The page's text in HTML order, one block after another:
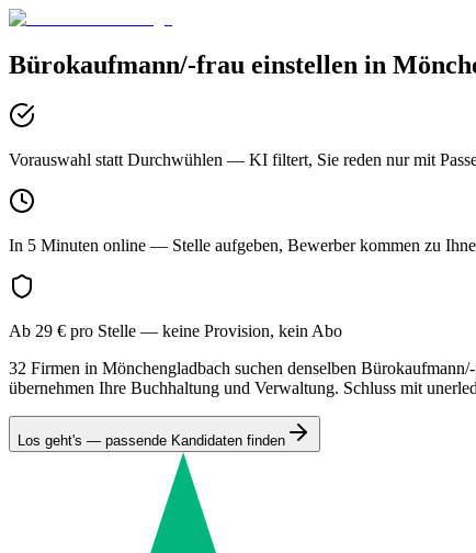
Bürokaufmann/-frau einstellen in
Vorauswahl statt Durchwühlen — KI filtert, Sie reden nur mit
In 5 Minuten online — Stelle aufgeben, Bewerber kommen zu
Ab 29 € pro Stelle — keine Provision, kein Abo
32 Firmen in Mönchengladbach suchen denselben
übernehmen Ihre Buchhaltung und Verwaltung. Schluss mit
Los geht's — passende Kandidaten finden